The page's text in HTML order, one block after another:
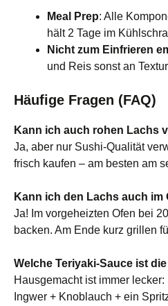
Meal Prep: Alle
hält 2 Tage im
Nicht zum Einfrieren
und Reis sonst an
Häufige Fragen (FAQ)
Kann ich auch rohen Lachs
Ja, aber nur Sushi-Qualität
frisch kaufen – am besten am
Kann ich den Lachs auch im
Ja! Im vorgeheizten Ofen bei
backen. Am Ende kurz grillen
Welche Teriyaki-Sauce ist
Hausgemacht ist immer
Ingwer + Knoblauch + ein